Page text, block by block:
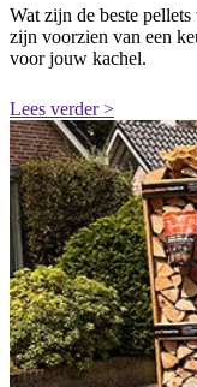
Wat zijn de beste
zijn voorzien van een
voor jouw kachel.
Lees verder >